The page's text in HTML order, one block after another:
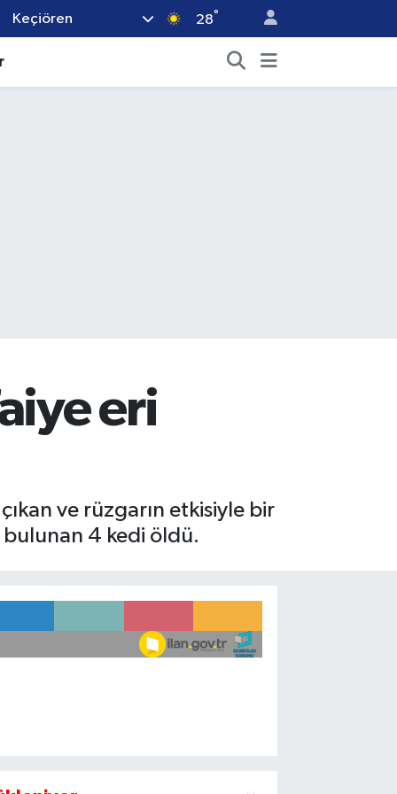
Keçiören 28°
eri
ve rüzgarın etkisiyle bir
bulunan 4 kedi öldü.